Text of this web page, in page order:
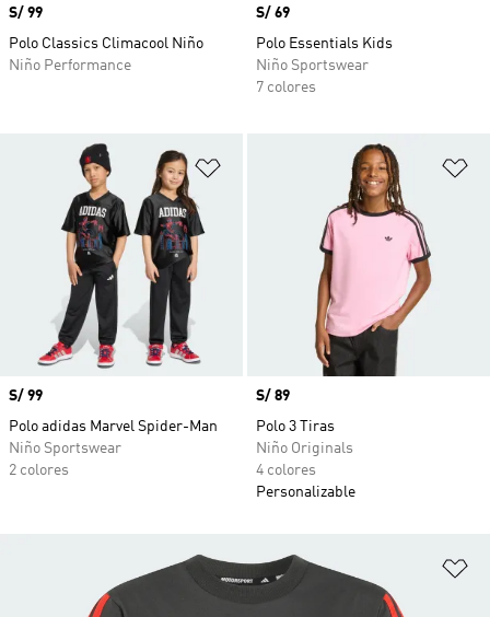
Precio
S/ 99
Polo Classics Climacool Niño
Niño Performance
Precio
S/ 69
Polo Essentials Kids
Niño Sportswear
7 colores
Añadir a la lista de deseos
Precio
S/ 99
Polo adidas Marvel Spider-Man
Niño Sportswear
2 colores
Precio
S/ 89
Polo 3 Tiras
Niño Originals
4 colores
Personalizable